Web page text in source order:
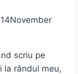
November
scriu pe
la rândul meu,